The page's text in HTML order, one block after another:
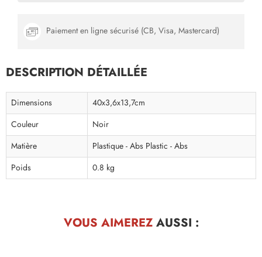
Paiement en ligne sécurisé (CB, Visa, Mastercard)
DESCRIPTION DÉTAILLÉE
Dimensions
40x3,6x13,7cm
Couleur
Noir
Matière
Plastique - Abs Plastic - Abs
Poids
0.8 kg
VOUS AIMEREZAUSSI :